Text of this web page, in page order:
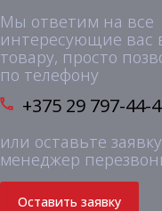
Мы ответим на все
интересующие вас
товару, просто
по телефону
+375 29 797-44-
или оставьте
менеджер
Оставить заявку